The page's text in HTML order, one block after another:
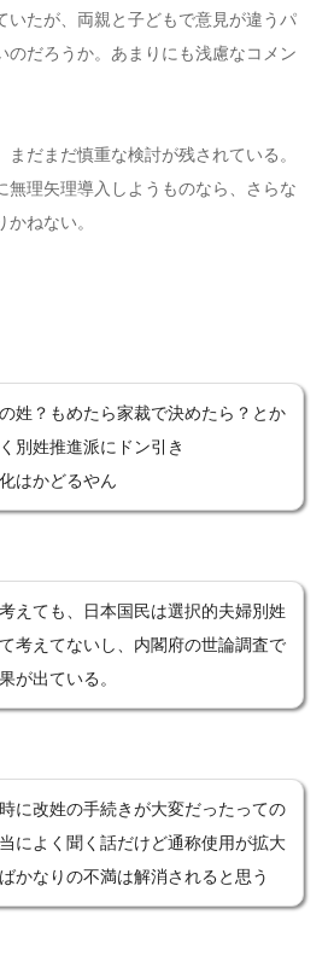
いたが、両親と子どもで意見が違うパ
のだろうか。あまりにも浅慮なコメン
だまだ慎重な検討が残されている。
無理矢理導入しようものなら、さらな
ねない。
姓？もめたら家裁で決めたら？とか
別姓推進派にドン引き
はかどるやん
えても、日本国民は選択的夫婦別姓
考えてないし、内閣府の世論調査で
が出ている。
に改姓の手続きが大変だったっての
によく聞く話だけど通称使用が拡大
かなりの不満は解消されると思う